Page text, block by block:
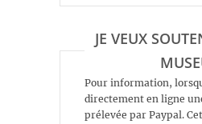
JE VEUX
Pour information,
directement en ligne
prélevée par Paypal.